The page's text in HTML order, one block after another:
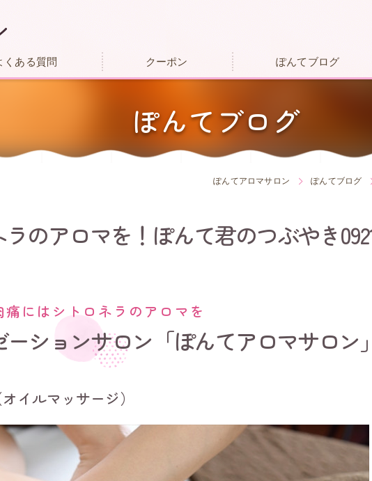
くある質問 クーポン ぽんてブログ
ぽんてブログ
ぽんてアロマサロン ぽんてブログ
のアロマを！ぽんて君のつぶやき
ションサロン「ぽんてアロマサロン」
痛にはシトロネラのアロマを
イルマッサージ）